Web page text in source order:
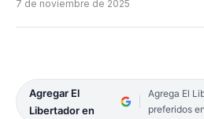
7 de noviembre de 2025
Agregar El
Libertador en
Agrega El
preferidos